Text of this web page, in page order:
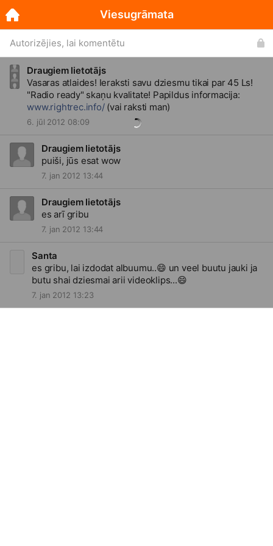
Autorizējies, lai komentētu
Draugiem lietotājs
Vasaras atlaides! Ieraksti savu dziesmu tikai par 45 Ls!
"Radio ready" skaņu kvalitate! Papildus informacija:
www.rightrec.info/(vai raksti man)
6. jūl 2012 08:09
Draugiem lietotājs
puiši, jūs esat wow
7. jan 2012 13:44
Draugiem lietotājs
es arī gribu
7. jan 2012 13:44
Santa
es gribu, lai izdodat albuumu..😄 un veel buutu jauki ja
butu shai dziesmai arii videoklips...😄
7. jan 2012 13:23
Viesugrāmata